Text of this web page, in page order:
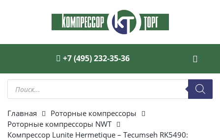
+7 (495) 232-35-36
Поиск
товаров
Главная
Роторные компрессоры
Роторные компрессоры NWT
Компрессор Lunite Hermetique – Tecumseh RK5490: